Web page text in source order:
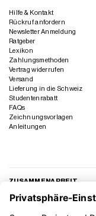
Hilfe & Kontakt
Rückruf anfordern
Newsletter Anmeldung
Ratgeber
Lexikon
Zahlungsmethoden
Vertrag widerrufen
Versand
Lieferung in die Schweiz
Studentenrabatt
FAQs
Zeichnungsvorlagen
Anleitungen
ZUSAMMENARBEIT
Geschäftskunden